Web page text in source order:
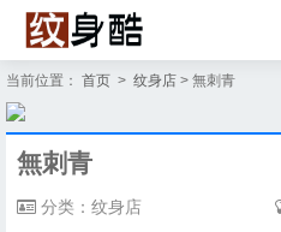
当前位置： 首页 > 纹身店 > 無刺青
無刺青
分类：纹身店